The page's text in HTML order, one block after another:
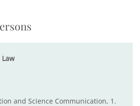
and Science Communication, 1.